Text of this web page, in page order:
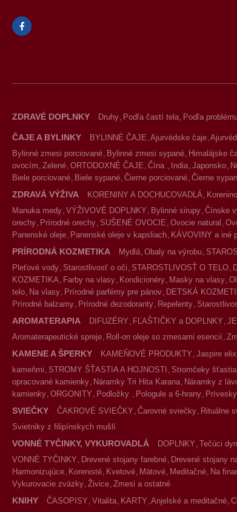
ZDRAVÉ DOPLNKY Druhy Podľa častí tela Podľa
ČAJE A BYLINKY BYLINNÉ ČAJE Ajurvédske čaje
Bylinné zmesi porciované Bylinné zmesi sypané Himalájske
ovocím Zelené ORTODOXNÉ ČAJE Čína India Japonsko
Biele porciované Biele sypané Čierne porciované Čierne
ZDRAVÁ VÝŽIVA KORENINY A DOCHUCOVADLÁ
Manuka medy VÝŽIVOVÉ DOPLNKY Bylinné sirupy Čínske
orechy Prírodné orechy SUŠENÉ OVOCIE Ovocie natural
Panenské oleje Panenské oleje v kapsliach KÁVOVINY a iné
PRÍRODNÁ KOZMETIKA Mydlá Obaly na výrobu
Pleťové vody Starostlivosť o oči STAROSTLIVOSŤ O TELO
KOZMETIKA Farby na vlasy Kondicionéry Masky na vlasy
telo Na vlasy Prírodné parfémy pre pánov DETSKÁ
Prírodné balzamy Prírodné dezodoranty Repelenty
AROMATERAPIA DIFUZÉRY FĽAŠTIČKY a DOPLNKY
Aromaterapeutické spreje Roll-on oleje so zmesami esencií
KAMENE A ŠPERKY KAMEŇOVÉ PRODUKTY Jaspire
kameňmi STROMY ŠŤASTIA A HOJNOSTI Stromčeky
opracované kamienky Náramky Tri Hita Karana Náramky z
kamienky ORGONITY Podložky Pologule a 6-hrany Prívesky
SVIEČKY ČAKROVÉ SVIEČKY Čarovné sviečky Rituálne
Svietniky z filipínskych mušlí
VONNÉ TYČINKY, VYKUROVADLÁ DOPLNKY Tečúci
VONNÉ TYČINKY
Drevené stojany farebné Drevené stojany
Harmonizujúce Korenisté Kvetové Mätové Meditačné Na
Vykurovacie zväzky Živice Zmesi a ostatné
KNIHY ČASOPISY Vitalita KARTY Anjelské a meditačné